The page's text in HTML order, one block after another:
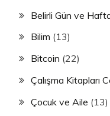
Belirli Gün ve
Bilim (13)
Bitcoin (22)
Çalışma Kitapları
Çocuk ve Aile (13)